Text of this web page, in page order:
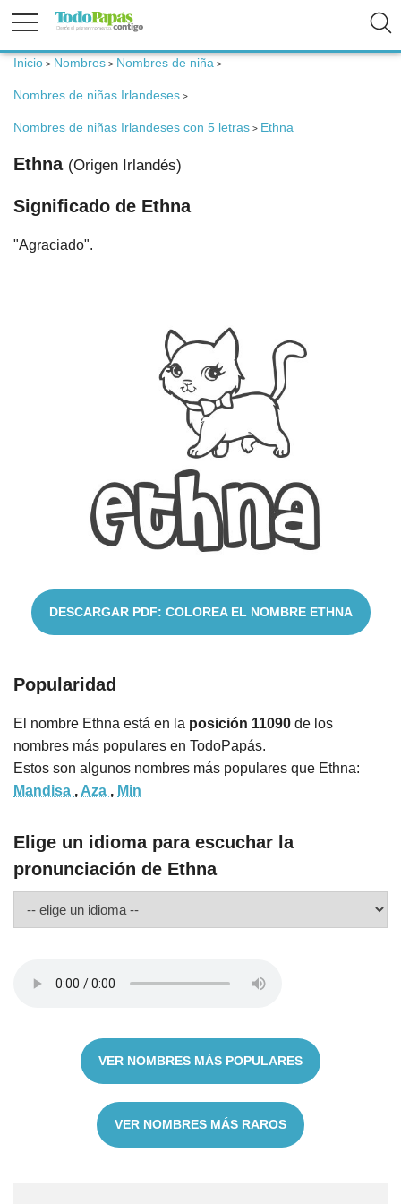
Fertilidad
Embarazo
Niños
Inicio > Nombres > Nombres de niña >
Nombres de niñas Irlandeses >
Nombres de niñas Irlandeses con 5 letras > Ethna
Ethna (Origen Irlandés)
Significado de Ethna
"Agraciado".
DESCARGAR PDF: COLOREA EL NOMBRE ETHNA
Popularidad
El nombre Ethna está en la posición 11090 de los
nombres más populares en TodoPapás.
Estos son algunos nombres más populares que Ethna:
Mandisa , Aza , Min
Elige un idioma para escuchar la
pronunciación de Ethna
VER NOMBRES MÁS POPULARES
VER NOMBRES MÁS RAROS